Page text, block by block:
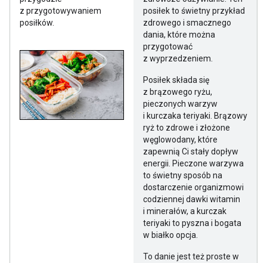
z przygotowywaniem
posiłków.
posiłek to świetny przykład
zdrowego i smacznego
dania, które można
przygotować
z wyprzedzeniem.
Posiłek składa się
z brązowego ryżu,
pieczonych warzyw
i kurczaka teriyaki. Brązowy
ryż to zdrowe i złożone
węglowodany, które
zapewnią Ci stały dopływ
energii. Pieczone warzywa
to świetny sposób na
dostarczenie organizmowi
codziennej dawki witamin
i minerałów, a kurczak
teriyaki to pyszna i bogata
w białko opcja.
To danie jest też proste w